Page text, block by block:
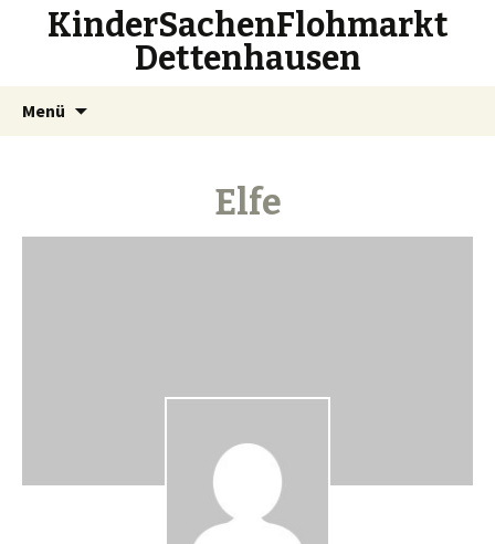
KinderSachenFlohmarkt
Dettenhausen
Menü
Elfe